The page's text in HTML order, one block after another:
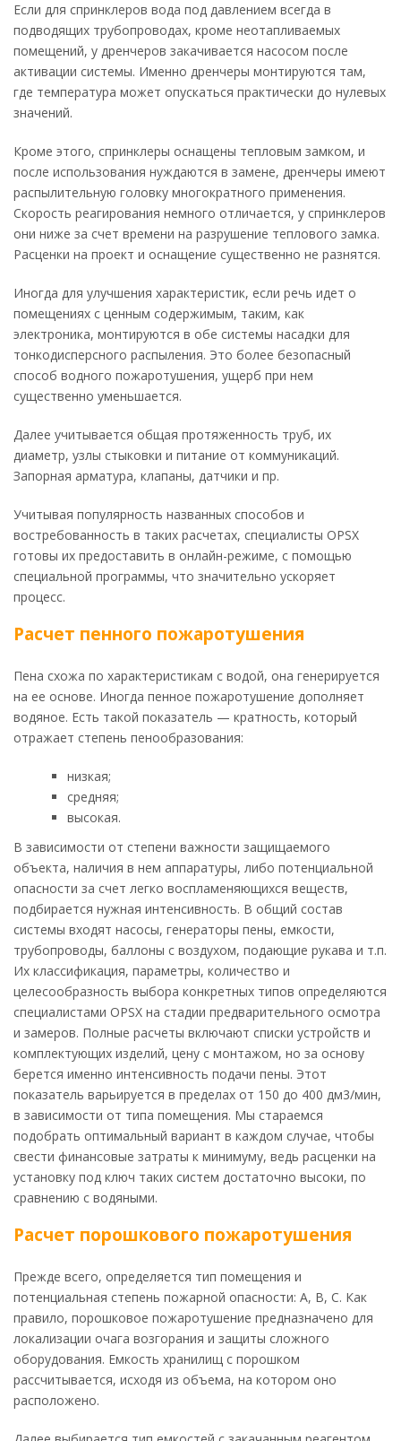
Если для спринклеров вода под давлением всегда в
подводящих трубопроводах, кроме неотапливаемых
помещений, у дренчеров закачивается насосом после
активации системы. Именно дренчеры монтируются там,
где температура может опускаться практически до нулевых
значений.
Кроме этого, спринклеры оснащены тепловым замком, и
после использования нуждаются в замене, дренчеры имеют
распылительную головку многократного применения.
Скорость реагирования немного отличается, у спринклеров
они ниже за счет времени на разрушение теплового замка.
Расценки на проект и оснащение существенно не разнятся.
Иногда для улучшения характеристик, если речь идет о
помещениях с ценным содержимым, таким, как
электроника, монтируются в обе системы насадки для
тонкодисперсного распыления. Это более безопасный
способ водного пожаротушения, ущерб при нем
существенно уменьшается.
Далее учитывается общая протяженность труб, их
диаметр, узлы стыковки и питание от коммуникаций.
Запорная арматура, клапаны, датчики и пр.
Учитывая популярность названных способов и
востребованность в таких расчетах, специалисты OPSX
готовы их предоставить в онлайн-режиме, с помощью
специальной программы, что значительно ускоряет
процесс.
Расчет пенного пожаротушения
Пена схожа по характеристикам с водой, она генерируется
на ее основе. Иногда пенное пожаротушение дополняет
водяное. Есть такой показатель — кратность, который
отражает степень пенообразования:
низкая;
средняя;
высокая.
В зависимости от степени важности защищаемого
объекта, наличия в нем аппаратуры, либо потенциальной
опасности за счет легко воспламеняющихся веществ,
подбирается нужная интенсивность. В общий состав
системы входят насосы, генераторы пены, емкости,
трубопроводы, баллоны с воздухом, подающие рукава и т.п.
Их классификация, параметры, количество и
целесообразность выбора конкретных типов определяются
специалистами OPSX на стадии предварительного осмотра
и замеров. Полные расчеты включают списки устройств и
комплектующих изделий, цену с монтажом, но за основу
берется именно интенсивность подачи пены. Этот
показатель варьируется в пределах от 150 до 400 дм3/мин,
в зависимости от типа помещения. Мы стараемся
подобрать оптимальный вариант в каждом случае, чтобы
свести финансовые затраты к минимуму, ведь расценки на
установку под ключ таких систем достаточно высоки, по
сравнению с водяными.
Расчет порошкового пожаротушения
Прежде всего, определяется тип помещения и
потенциальная степень пожарной опасности: А, В, С. Как
правило, порошковое пожаротушение предназначено для
локализации очага возгорания и защиты сложного
оборудования. Емкость хранилищ с порошком
рассчитывается, исходя из объема, на котором оно
расположено.